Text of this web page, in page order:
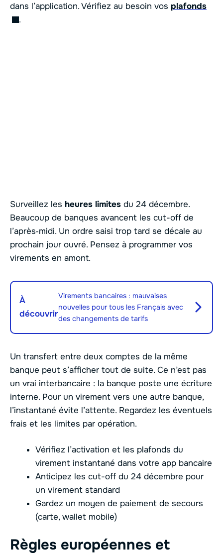
dans l’application. Vérifiez au besoin vos plafonds
.
Surveillez les heures limites du 24 décembre.
Beaucoup de banques avancent les cut-off de
l’après‑midi. Un ordre saisi trop tard se décale au
prochain jour ouvré. Pensez à programmer vos
virements en amont.
À
découvrir
Virements bancaires : mauvaises
nouvelles pour tous les Français avec
des changements de tarifs
Un transfert entre deux comptes de la même
banque peut s’afficher tout de suite. Ce n’est pas
un vrai interbancaire : la banque poste une écriture
interne. Pour un virement vers une autre banque,
l’instantané évite l’attente. Regardez les éventuels
frais et les limites par opération.
Vérifiez l’activation et les plafonds du
virement instantané dans votre app bancaire
Anticipez les cut-off du 24 décembre pour
un virement standard
Gardez un moyen de paiement de secours
(carte, wallet mobile)
Règles européennes et